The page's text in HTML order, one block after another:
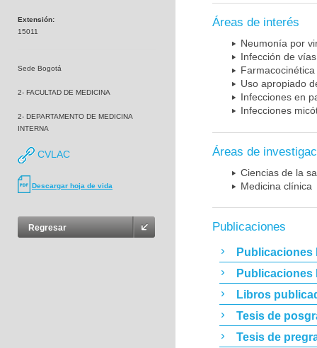
Extensión:
15011
Sede Bogotá
2- FACULTAD DE MEDICINA
2- DEPARTAMENTO DE MEDICINA
INTERNA
CVLAC
Descargar hoja de vida
Regresar
Áreas de interés
Neumonía por
Infección de
Uso apropiado
Infecciones en
Infecciones
Áreas de
Ciencias de la
Medicina clínica
Publicaciones
Publicaciones
Publicaciones
Libros
Tesis de
Tesis de